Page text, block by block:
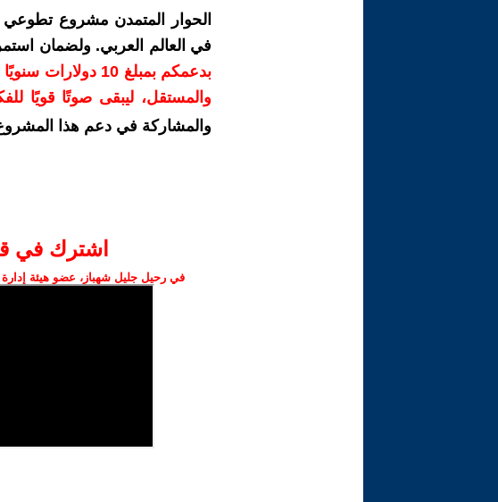
الحوار المتمدن مشروع تطوعي
في العالم العربي. ولضمان
بدعمكم بمبلغ 10
والمستقل، ليبقى صوتًا قويًا
والمشاركة في دعم هذا
اشترك في
في رحيل جليل شهباز، عضو هيئة إدارة